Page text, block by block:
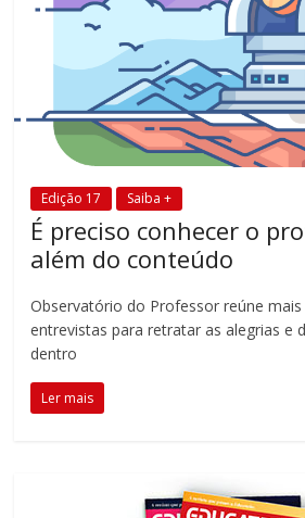
Edição 17 Saiba +
É preciso conhecer o
além do conteúdo
Observatório do Professor reúne
entrevistas para retratar as alegrias e
dentro
Ler mais